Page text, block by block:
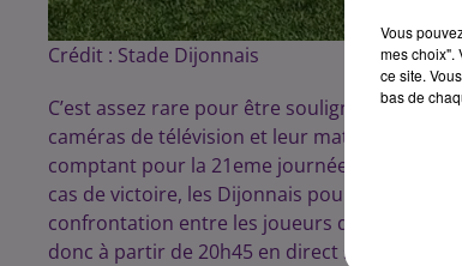
Crédit : Stade Dijonnais
C’est assez rare pour être souligné, nos
caméras de télévision et leur match sera
comptant pour la 21eme journée de
cas de victoire, les Dijonnais pourraient
confrontation entre les joueurs de Renaud
donc à partir de 20h45 en direct sur la chaine
Vous
mes choix".
ce site.
bas de